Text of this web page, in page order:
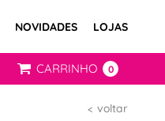
NOVIDADES LOJAS
CARRINHO 0
voltar